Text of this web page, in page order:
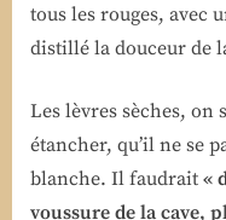
tous les rouges, avec
distillé la douceur de
Les lèvres sèches, on
étancher, qu’il ne se
blanche. Il faudrait «
voussure de la cave,